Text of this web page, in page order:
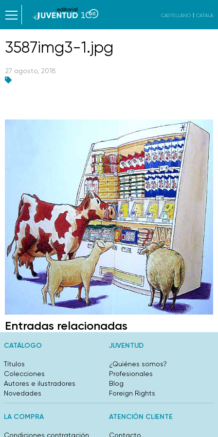
CASTELLANO CATALÀ
3587img3-1.jpg
27 agosto, 2018
Entradas relacionadas
CATÁLOGO
Títulos
Colecciones
Autores e ilustradores
Novedades
JUVENTUD
¿Quiénes somos?
Profesionales
Blog
Foreign Rights
LA COMPRA
Condiciones contratación
ATENCIÓN CLIENTE
Contacto